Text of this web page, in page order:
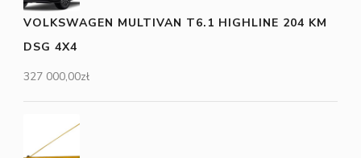
VOLKSWAGEN MULTIVAN T6.1 HIGHLINE 204 KM
DSG 4X4
327 000,00zł